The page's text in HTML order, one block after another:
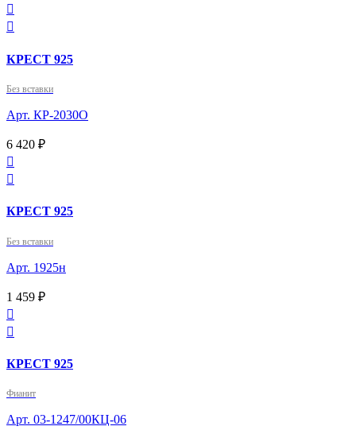


КРЕСТ 925
Без вставки
Арт. КР-2030О
6 420 ₽


КРЕСТ 925
Без вставки
Арт. 1925н
1 459 ₽


КРЕСТ 925
Фианит
Арт. 03-1247/00КЦ-06